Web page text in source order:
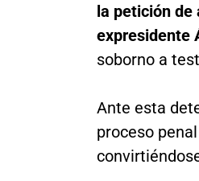
la petición de
expresidente
soborno a
Ante esta
proceso